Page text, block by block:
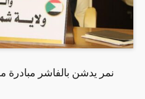
نمر يدشن بالفاشر مبادرة